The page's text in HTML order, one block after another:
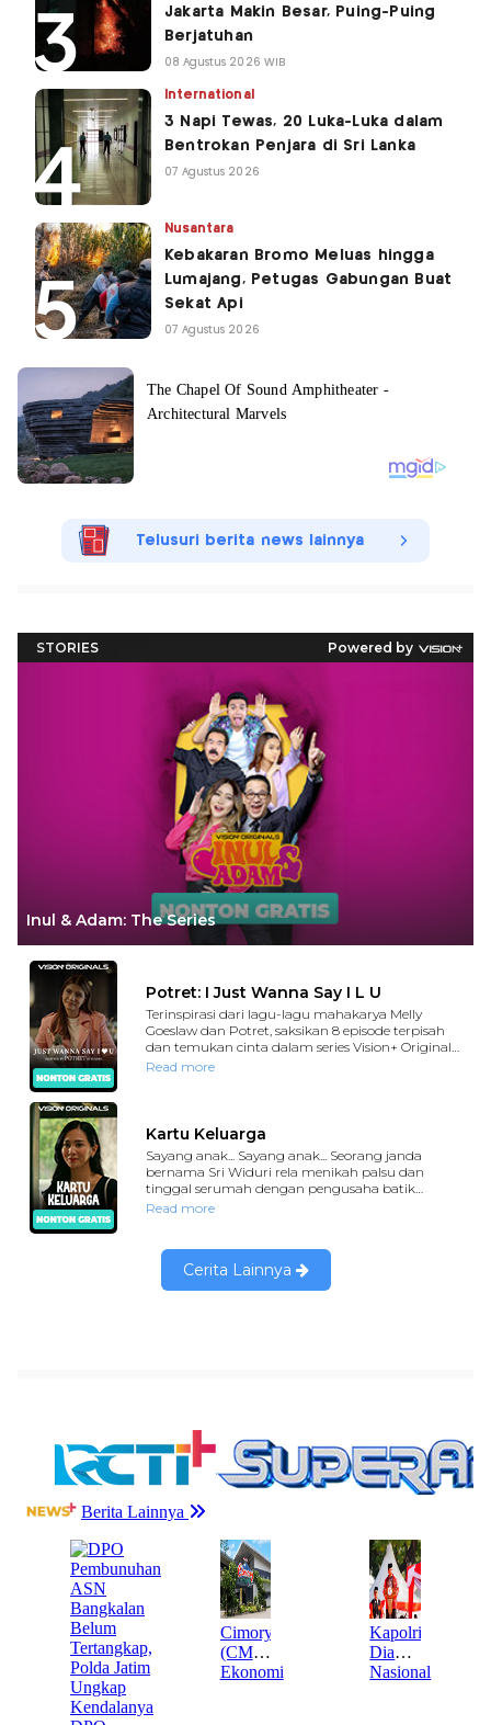
Jakarta Makin Besar, Puing-Puing
Berjatuhan
08 Agustus 2026 WIB
International
3 Napi Tewas, 20 Luka-Luka dalam
Bentrokan Penjara di Sri Lanka
07 Agustus 2026
Nusantara
Kebakaran Bromo Meluas hingga
Lumajang, Petugas Gabungan Buat
Sekat Api
07 Agustus 2026
Telusuri berita news lainnya